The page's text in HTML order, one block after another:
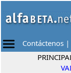
Contáctenos |